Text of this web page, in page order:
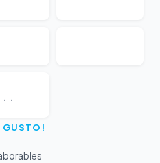
GUSTO!